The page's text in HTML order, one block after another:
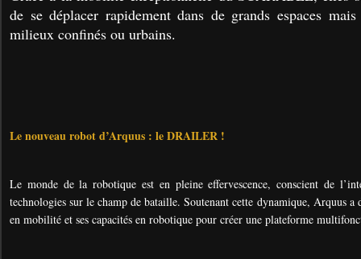
de se déplacer rapidement dans de grands espaces
milieux confinés ou urbains.
Le nouveau robot d’Arquus : le DRAILER !
Le monde de la robotique est en pleine effervescence, conscient de
technologies sur le champ de bataille. Soutenant cette dynamique, Arquus a
en mobilité et ses capacités en robotique pour créer une plateforme